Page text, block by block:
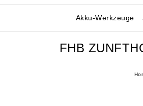
Akku-Werkzeuge
FHB